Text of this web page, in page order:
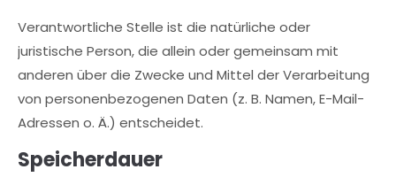
Verantwortliche Stelle ist die natürliche oder
juristische Person, die allein oder gemeinsam mit
anderen über die Zwecke und Mittel der Verarbeitung
von personenbezogenen Daten (z. B. Namen, E-Mail-
Adressen o. Ä.) entscheidet.
Speicherdauer